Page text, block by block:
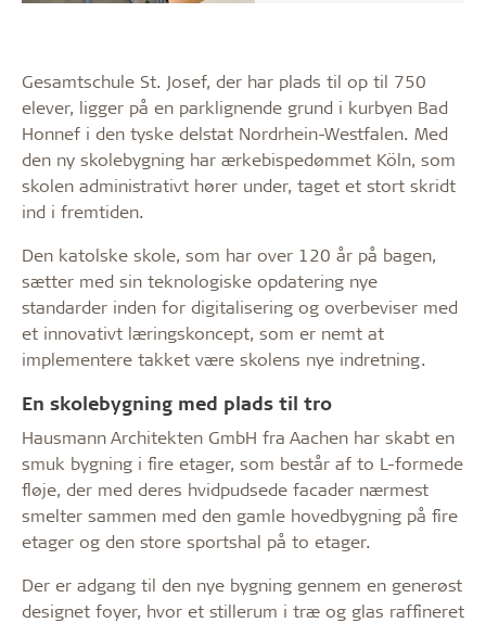
Gesamtschule St. Josef, der har plads til op til 750
elever, ligger på en parklignende grund i kurbyen Bad
Honnef i den tyske delstat Nordrhein-Westfalen. Med
den ny skolebygning har ærkebispedømmet Köln, som
skolen administrativt hører under, taget et stort skridt
ind i fremtiden.
Den katolske skole, som har over 120 år på bagen,
sætter med sin teknologiske opdatering nye
standarder inden for digitalisering og overbeviser med
et innovativt læringskoncept, som er nemt at
implementere takket være skolens nye indretning.
En skolebygning med plads til tro
Hausmann Architekten GmbH fra Aachen har skabt en
smuk bygning i fire etager, som består af to L-formede
fløje, der med deres hvidpudsede facader nærmest
smelter sammen med den gamle hovedbygning på fire
etager og den store sportshal på to etager.
Der er adgang til den nye bygning gennem en generøst
designet foyer, hvor et stillerum i træ og glas raffineret